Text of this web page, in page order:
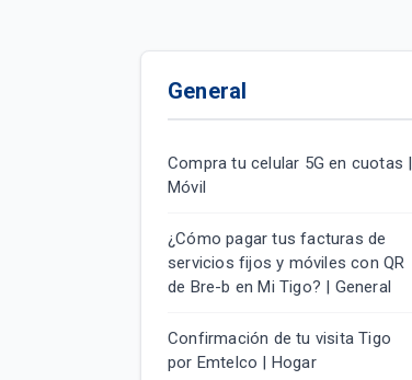
General
Compra tu celular 5G en cuotas |
Móvil
¿Cómo pagar tus facturas de
servicios fijos y móviles con QR
de Bre-b en Mi Tigo? | General
Confirmación de tu visita Tigo
por Emtelco | Hogar